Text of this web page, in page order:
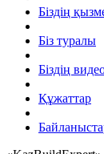
Біздің
Біз туралы
Біздің
Құжаттар